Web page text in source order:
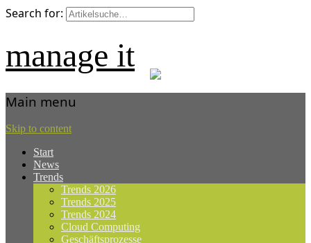
Search for:
manage it
Main menu
Skip to content
Start
News
Trends
Trends 2026
Trends 2025
Trends 2024
Cloud Computing
Geschäftsprozesse